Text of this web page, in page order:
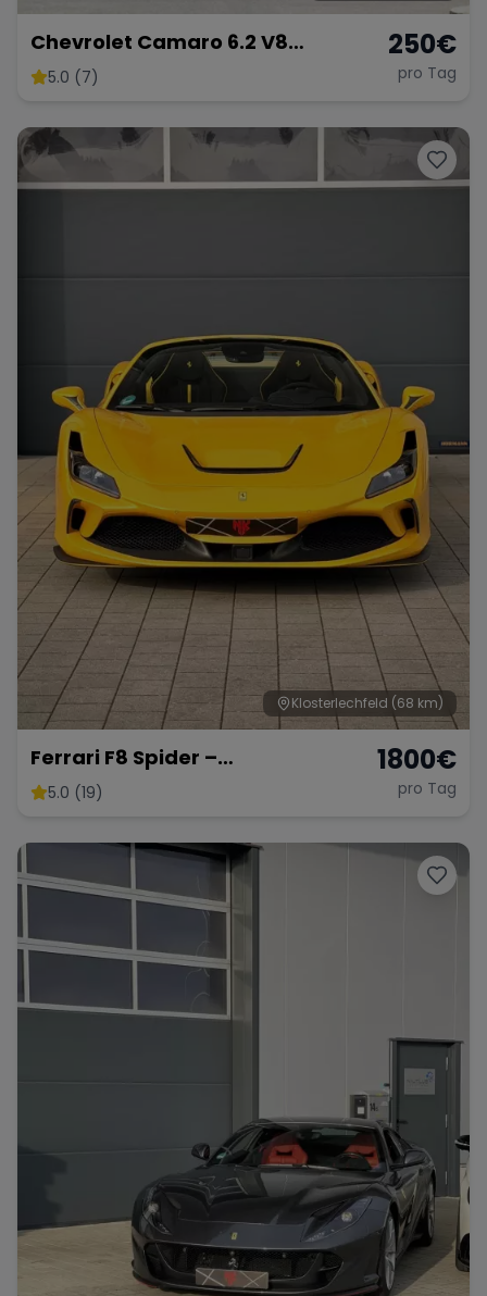
Chevrolet Camaro 6.2 V8
Customkingz
5.0 (7)
250€
pro Tag
Klosterlechfeld (68 km)
Ferrari F8 Spider –
Atemberaubendes Cabrio
5.0 (19)
1800€
pro Tag